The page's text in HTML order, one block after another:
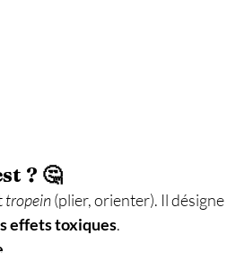
? 🤔
tropein (plier, orienter). Il
effets toxiques.